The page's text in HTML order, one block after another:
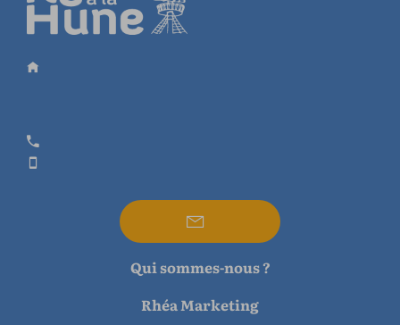
Qui sommes-nous ?
Rhéa Marketing